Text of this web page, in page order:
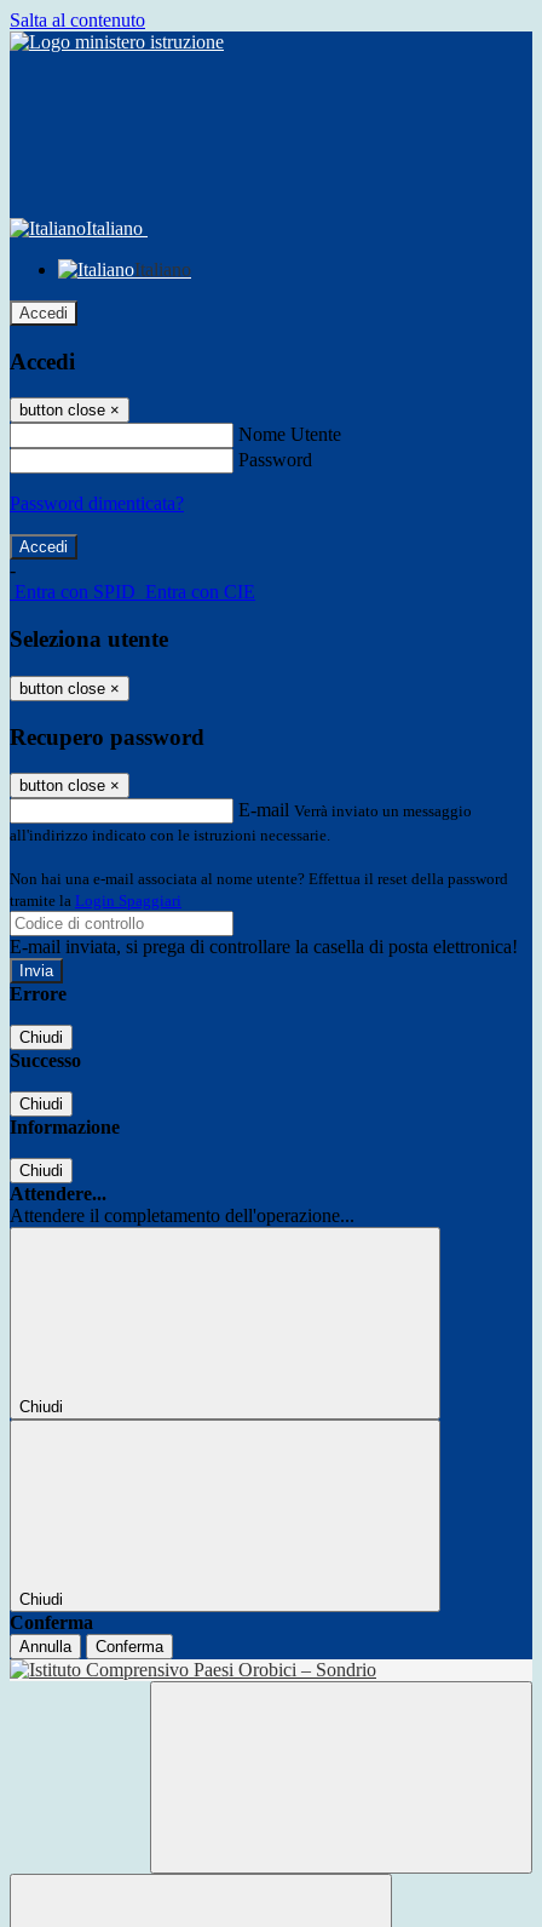
Salta al contenuto
Italiano
Italiano
Accedi
Accedi
button close ×
Nome Utente
Password
Password dimenticata?
-
Entra con SPID Entra con CIE
Seleziona utente
button close ×
Recupero password
button close ×
E-mail Verrà inviato un messaggio
all'indirizzo indicato con le istruzioni necessarie.
Non hai una e-mail associata al nome utente? Effettua il reset della password
tramite la Login Spaggiari
E-mail inviata, si prega di controllare la casella di posta elettronica!
Errore
Chiudi
Successo
Chiudi
Informazione
Chiudi
Attendere...
Attendere il completamento dell'operazione...
Chiudi
Chiudi
Conferma
Annulla Conferma